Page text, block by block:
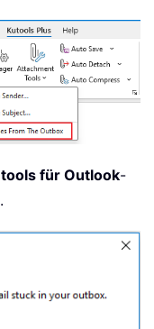
für Outlook-
.